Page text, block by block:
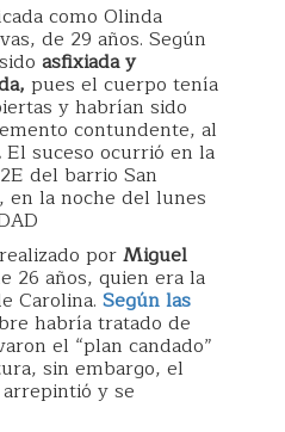
como Olinda
de 29 años. Según
asfixiada y
pues el cuerpo tenía
y habrían sido
contundente, al
El suceso ocurrió en la
del barrio San
en la noche del lunes
porMiguel
26 años, quien era la
Carolina. Según las
habría tratado de
el “plan candado”
sin embargo, el
y se